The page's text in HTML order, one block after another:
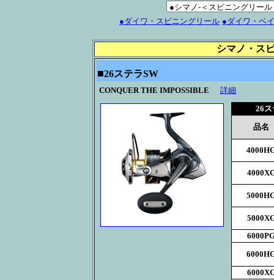
●ダイワ・スピニングリール ●ダイワ・ベ
シマノ・ス
■26ステラSW
CONQUER THE IMPOSSIBLE
詳細
26ス
品名